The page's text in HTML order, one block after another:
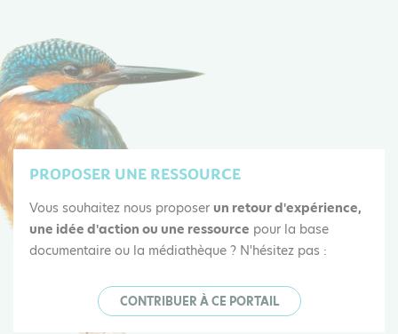
PROPOSER UNE RESSOURCE
Vous souhaitez nous proposer un retour d'expérience,
une idée d'action ou une ressource pour la base
documentaire ou la médiathèque ? N'hésitez pas :
CONTRIBUER À CE PORTAIL